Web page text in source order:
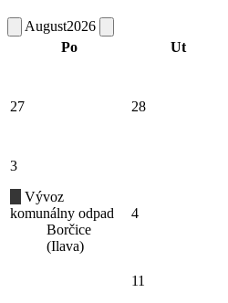
August2026
Po
Ut
27 28
3
Vývoz
komunálny odpad
Borčice
(Ilava)
4
11